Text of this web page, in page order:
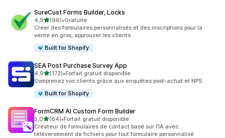
SureCust Forms Builder, Locks
4,9étoile(s) sur 5
(96)
96 avis au total
•Gratuite
Créer des formulaires personnalisés et des inscriptions pour la
vente en gros, approuver les clients
Built for Shopify
SEA Post Purchase Survey App
4,9étoile(s) sur 5
(172)
172 avis au total
•Forfait gratuit disponible
Comprenez vos clients grâce aux enquêtes post-achat et NPS
Built for Shopify
FormCRM AI Custom Form Builder
5,0étoile(s) sur 5
(64)
64 avis au total
•Forfait gratuit disponible
Créateur de formulaires de contact basé sur l’IA avec
téléversement de fichiers pour tout formulaire personnalisé